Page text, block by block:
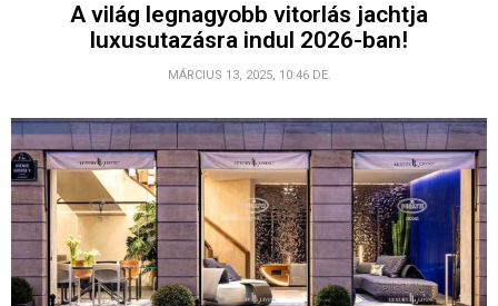
A világ legnagyobb vitorlás jachtja
luxusutazásra indul 2026-ban!
MÁRCIUS 13, 2025, 10:46 DE.